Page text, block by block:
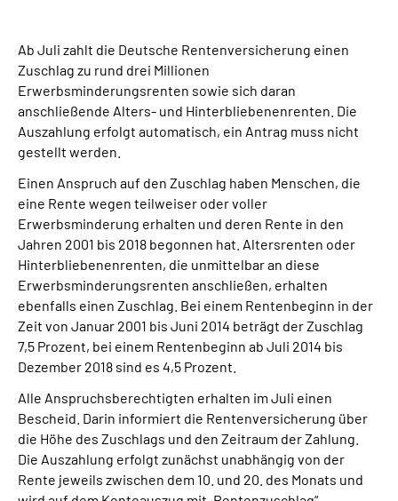
Suche
Language
Leichte Sprache
Mein Kundenportal
Ab Juli zahlt die Deutsche Rentenversicherung einen
Zuschlag zu rund drei Millionen
Erwerbsminderungsrenten sowie sich daran
anschließende Alters- und Hinterbliebenenrenten. Die
Auszahlung erfolgt automatisch, ein Antrag muss nicht
gestellt werden.
Einen Anspruch auf den Zuschlag haben Menschen, die
eine Rente wegen teilweiser oder voller
Erwerbsminderung erhalten und deren Rente in den
Jahren 2001 bis 2018 begonnen hat. Altersrenten oder
Hinterbliebenenrenten, die unmittelbar an diese
Erwerbsminderungsrenten anschließen, erhalten
ebenfalls einen Zuschlag. Bei einem Rentenbeginn in der
Zeit von Januar 2001 bis Juni 2014 beträgt der Zuschlag
7,5 Prozent, bei einem Rentenbeginn ab Juli 2014 bis
Dezember 2018 sind es 4,5 Prozent.
Alle Anspruchsberechtigten erhalten im Juli einen
Bescheid. Darin informiert die Rentenversicherung über
die Höhe des Zuschlags und den Zeitraum der Zahlung.
Die Auszahlung erfolgt zunächst unabhängig von der
Rente jeweils zwischen dem 10. und 20. des Monats und